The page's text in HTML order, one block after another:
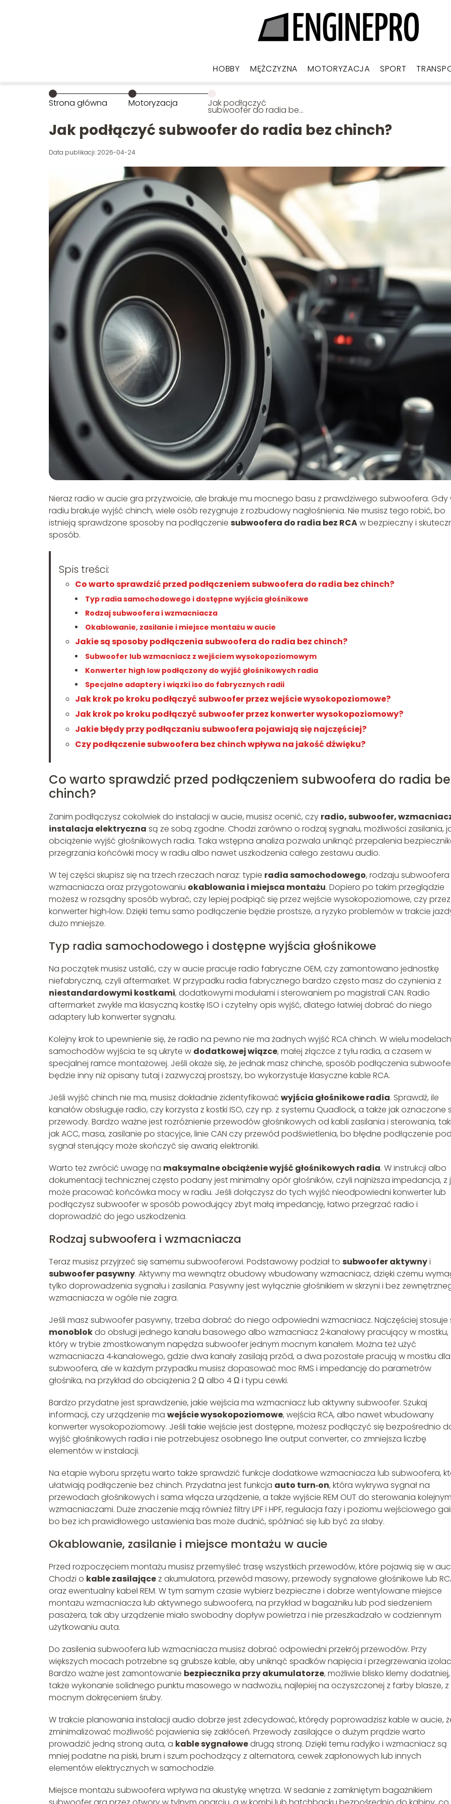
HOBBY MĘŻCZYZNA MOTORYZACJA SPORT
Strona główna Motoryzacja Jak podłączyć
subwoofer do radia bez
Jak podłączyć subwoofer do radia bez chinch?
Data publikacji: 2026-04-24
Nieraz radio w aucie gra przyzwoicie, ale brakuje mu mocnego basu z prawdziwego subwoofera. Gdy
radiu brakuje wyjść chinch, wiele osób rezygnuje z rozbudowy nagłośnienia. Nie musisz tego robić, bo
istnieją sprawdzone sposoby na podłączenie subwoofera do radia bez RCAw bezpieczny i
sposób.
Spis treści:
Co warto sprawdzić przed podłączeniem subwoofera do radia bez chinch?
Typ radia samochodowego i dostępne wyjścia głośnikowe
Rodzaj subwoofera i wzmacniacza
Okablowanie, zasilanie i miejsce montażu w aucie
Jakie są sposoby podłączenia subwoofera do radia bez chinch?
Subwoofer lub wzmacniacz z wejściem wysokopoziomowym
Konwerter high low podłączony do wyjść głośnikowych radia
Specjalne adaptery i wiązki iso do fabrycznych radii
Jak krok po kroku podłączyć subwoofer przez wejście wysokopoziomowe?
Jak krok po kroku podłączyć subwoofer przez konwerter wysokopoziomowy?
Jakie błędy przy podłączaniu subwoofera pojawiają się najczęściej?
Czy podłączenie subwoofera bez chinch wpływa na jakość dźwięku?
Co warto sprawdzić przed podłączeniem subwoofera do radia
chinch?
Zanim podłączysz cokolwiek do instalacji w aucie, musisz ocenić, czy radio, subwoofer,
instalacja elektryczna są ze sobą zgodne. Chodzi zarówno o rodzaj sygnału, możliwości zasilania,
obciążenie wyjść głośnikowych radia. Taka wstępna analiza pozwala uniknąć przepalenia
przegrzania końcówki mocy w radiu albo nawet uszkodzenia całego zestawu audio.
W tej części skupisz się na trzech rzeczach naraz: typie radia samochodowego, rodzaju subwoofera
wzmacniacza oraz przygotowaniu okablowania i miejsca montażu. Dopiero po takim przeglądzie
możesz w rozsądny sposób wybrać, czy lepiej podpiąć się przez wejście wysokopoziomowe, czy przez
konwerter high‑low. Dzięki temu samo podłączenie będzie prostsze, a ryzyko problemów w trakcie
dużo mniejsze.
Typ radia samochodowego i dostępne wyjścia głośnikowe
Na początek musisz ustalić, czy w aucie pracuje radio fabryczne OEM, czy zamontowano jednostkę
niefabryczną, czyli aftermarket. W przypadku radia fabrycznego bardzo często masz do czynienia z
niestandardowymi kostkami, dodatkowymi modułami i sterowaniem po magistrali CAN. Radio
aftermarket zwykle ma klasyczną kostkę ISO i czytelny opis wyjść, dlatego łatwiej dobrać do niego
adaptery lub konwerter sygnału.
Kolejny krok to upewnienie się, że radio na pewno nie ma żadnych wyjść RCA chinch. W wielu modelach
samochodów wyjścia te są ukryte w dodatkowej wiązce, małej złączce z tyłu radia, a czasem w
specjalnej ramce montażowej. Jeśli okaże się, że jednak masz chinche, sposób podłączenia
będzie inny niż opisany tutaj i zazwyczaj prostszy, bo wykorzystuje klasyczne kable RCA.
Jeśli wyjść chinch nie ma, musisz dokładnie zidentyfikować wyjścia głośnikowe radia. Sprawdź, ile
kanałów obsługuje radio, czy korzysta z kostki ISO, czy np. z systemu Quadlock, a także jak oznaczone
przewody. Bardzo ważne jest rozróżnienie przewodów głośnikowych od kabli zasilania i sterowania,
jak ACC, masa, zasilanie po stacyjce, linie CAN czy przewód podświetlenia, bo błędne podłączenie pod
sygnał sterujący może skończyć się awarią elektroniki.
Warto też zwrócić uwagę na maksymalne obciążenie wyjść głośnikowych radia. W instrukcji albo
dokumentacji technicznej często podany jest minimalny opór głośników, czyli najniższa impedancja, z
może pracować końcówka mocy w radiu. Jeśli dołączysz do tych wyjść nieodpowiedni konwerter lub
podłączysz subwoofer w sposób powodujący zbyt małą impedancję, łatwo przegrzać radio i
doprowadzić do jego uszkodzenia.
Rodzaj subwoofera i wzmacniacza
Teraz musisz przyjrzeć się samemu subwooferowi. Podstawowy podział to subwoofer aktywnyi
subwoofer pasywny. Aktywny ma wewnątrz obudowy wbudowany wzmacniacz, dzięki czemu
tylko doprowadzenia sygnału i zasilania. Pasywny jest wyłącznie głośnikiem w skrzyni i bez
wzmacniacza w ogóle nie zagra.
Jeśli masz subwoofer pasywny, trzeba dobrać do niego odpowiedni wzmacniacz. Najczęściej stosuje
monoblokdo obsługi jednego kanału basowego albo wzmacniacz 2‑kanałowy pracujący w mostku,
który w trybie zmostkowanym napędza subwoofer jednym mocnym kanałem. Można też użyć
wzmacniacza 4‑kanałowego, gdzie dwa kanały zasilają przód, a dwa pozostałe pracują w mostku dla
subwoofera, ale w każdym przypadku musisz dopasować moc RMS i impedancję do parametrów
głośnika, na przykład do obciążenia 2 Ω albo 4 Ω i typu cewki.
Bardzo przydatne jest sprawdzenie, jakie wejścia ma wzmacniacz lub aktywny subwoofer. Szukaj
informacji, czy urządzenie ma wejście wysokopoziomowe, wejścia RCA, albo nawet wbudowany
konwerter wysokopoziomowy. Jeśli takie wejście jest dostępne, możesz podłączyć się bezpośrednio
wyjść głośnikowych radia i nie potrzebujesz osobnego line output converter, co zmniejsza liczbę
elementów w instalacji.
Na etapie wyboru sprzętu warto także sprawdzić funkcje dodatkowe wzmacniacza lub subwoofera,
ułatwiają podłączenie bez chinch. Przydatna jest funkcja auto turn‑on, która wykrywa sygnał na
przewodach głośnikowych i sama włącza urządzenie, a także wyjście REM OUT do sterowania
wzmacniaczami. Duże znaczenie mają również filtry LPF i HPF, regulacja fazy i poziomu wejściowego
bo bez ich prawidłowego ustawienia bas może dudnić, spóźniać się lub być za słaby.
Okablowanie, zasilanie i miejsce montażu w aucie
Przed rozpoczęciem montażu musisz przemyśleć trasę wszystkich przewodów, które pojawią się w
Chodzi o kable zasilające z akumulatora, przewód masowy, przewody sygnałowe głośnikowe lub
oraz ewentualny kabel REM. W tym samym czasie wybierz bezpieczne i dobrze wentylowane miejsce
montażu wzmacniacza lub aktywnego subwoofera, na przykład w bagażniku lub pod siedzeniem
pasażera, tak aby urządzenie miało swobodny dopływ powietrza i nie przeszkadzało w codziennym
użytkowaniu auta.
Do zasilenia subwoofera lub wzmacniacza musisz dobrać odpowiedni przekrój przewodów. Przy
większych mocach potrzebne są grubsze kable, aby uniknąć spadków napięcia i przegrzewania
Bardzo ważne jest zamontowanie bezpiecznika przy akumulatorze, możliwie blisko klemy
także wykonanie solidnego punktu masowego w nadwoziu, najlepiej na oczyszczonej z farby blasze, z
mocnym dokręceniem śruby.
W trakcie planowania instalacji audio dobrze jest zdecydować, którędy poprowadzisz kable w aucie,
zminimalizować możliwość pojawienia się zakłóceń. Przewody zasilające o dużym prądzie warto
prowadzić jedną stroną auta, a kable sygnałowedrugą stroną. Dzięki temu radyjko i wzmacniacz są
mniej podatne na piski, brum i szum pochodzący z alternatora, cewek zapłonowych lub innych
elementów elektrycznych w samochodzie.
Miejsce montażu subwoofera wpływa na akustykę wnętrza. W sedanie z zamkniętym bagażnikiem